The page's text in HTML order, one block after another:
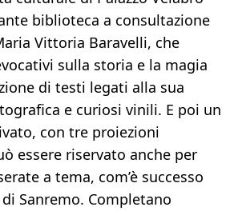
biblioteca a consultazione
Vittoria Baravelli, che
sulla storia e la magia
di testi legati alla sua
e curiosi vinili. E poi un
con tre proiezioni
essere riservato anche per
a tema, com’è successo
Sanremo. Completano